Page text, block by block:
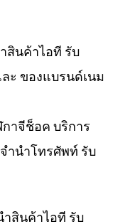
สินค้าไอที รับ
ะ ของแบรนด์เนม
าจีช็อค บริการ
ำนำโทรศัพท์ รับ
ำสินค้าไอที รับ